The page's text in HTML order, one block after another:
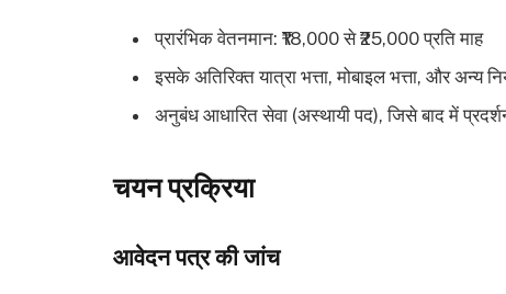
प्रारंभिक वेतनमान: ₹18,000 से ₹25,000 प्रति माह
इसके अतिरिक्त यात्रा भत्ता, मोबाइल भत्ता, और अन्य
अनुबंध आधारित सेवा (अस्थायी पद), जिसे बाद में
चयन प्रक्रिया
आवेदन पत्र की जांच